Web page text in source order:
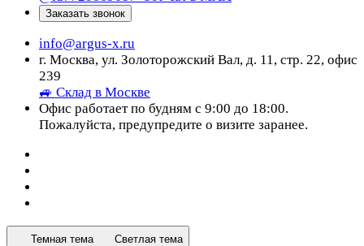
Заказать звонок
info@argus-x.ru
г. Москва, ул. Золоторожский Вал, д. 11, стр. 22, офис
239
🚙 Склад в Москве
Офис работает по будням с 9:00 до 18:00.
Пожалуйста, предупредите о визите заранее.
Темная тема Светлая тема